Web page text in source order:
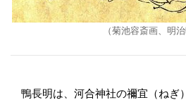
（菊池容斎画、明治
鴨長明は、河合神社の禰宜（ねぎ